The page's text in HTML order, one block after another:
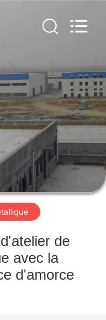
de
avec la
d'amorce